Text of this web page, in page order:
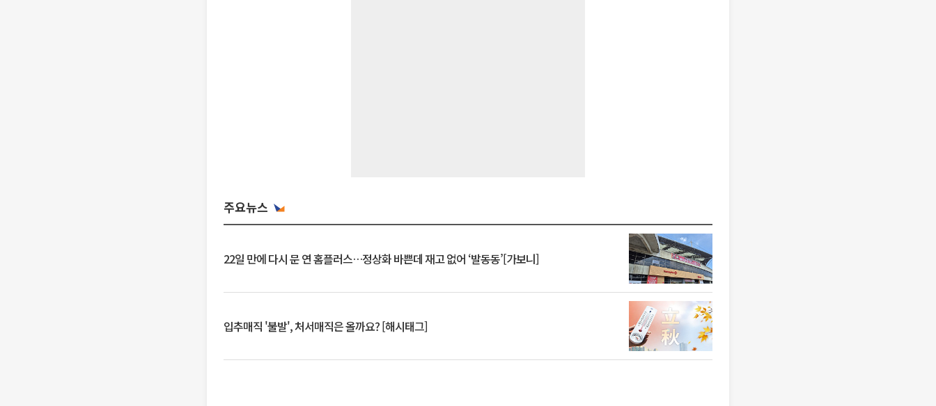
주요뉴스
22일 만에 다시 문 연 홈플러스…정상화 바쁜데 재고 없어 ‘발동동’[가보니]
입추매직 '불발', 처서매직은 올까요? [해시태그]